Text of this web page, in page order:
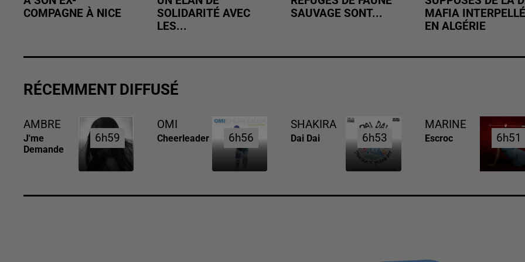
COMPAGNE À NICE
SOLIDARITÉ AVEC
LES...
SAUVAGE SONT...
MAFIA INTERPELLÉ
EN ALGÉRIE
RÉCEMMENT DIFFUSÉ
AMBRE
J'me
Demande
6h59
6h59
OMI
Cheerleader 6h56
6h56
SHAKIRA
Dai Dai 6h53
6h53
MARINE
Escroc 6h51
6h51